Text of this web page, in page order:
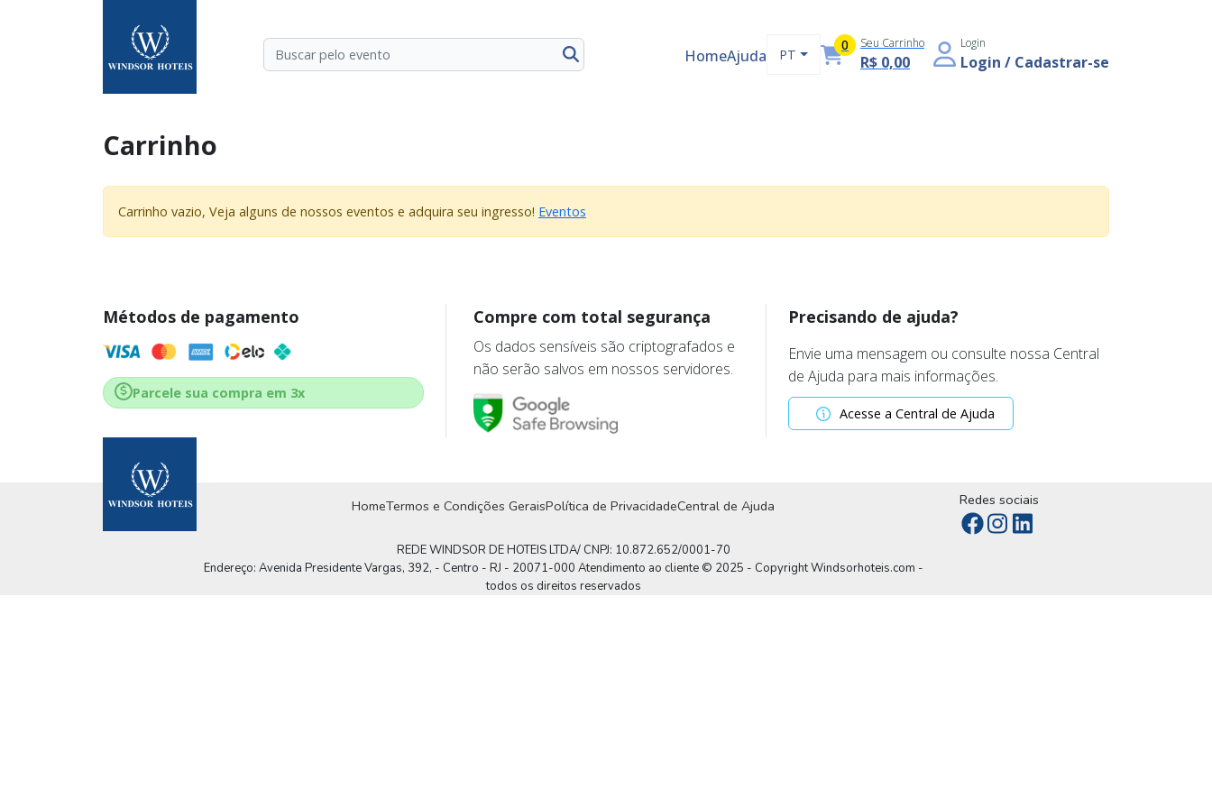
HomeAjuda PT
0 Seu Carrinho
R$ 0,00
Login
Login / Cadastrar-se
Carrinho
Carrinho vazio, Veja alguns de nossos eventos e adquira seu ingresso! Eventos
Métodos de pagamento
Parcele sua compra em 3x
Compre com total segurança
Os dados sensíveis são criptografados e
não serão salvos em nossos servidores.
Precisando de ajuda?
Envie uma mensagem ou consulte nossa Central
de Ajuda para mais informações.
Acesse a Central de Ajuda
HomeTermos e Condições GeraisPolítica de PrivacidadeCentral de Ajuda Redes sociais
REDE WINDSOR DE HOTEIS LTDA/ CNPJ: 10.872.652/0001-70
Endereço: Avenida Presidente Vargas, 392, - Centro - RJ - 20071-000 Atendimento ao cliente © 2025 - Copyright Windsorhoteis.com -
todos os direitos reservados